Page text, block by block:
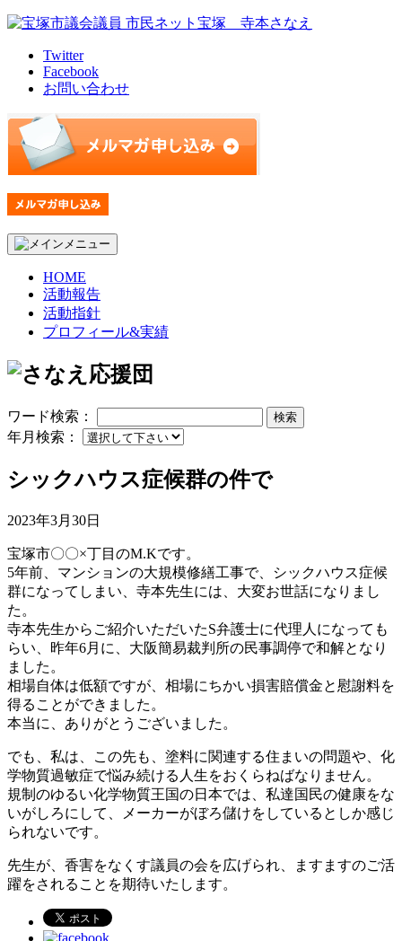
Skip
contentTwitter
Facebook
お問い合わせ
HOME
活動報告
活動指針
プロフィール&実績
ワード検索： 検索
年月検索：
シックハウス症候群の件で
2023年3月30日
宝塚市〇〇×丁目のM.Kです。
5年前、マンションの大規模修繕工事で、シックハウス症候
群になってしまい、寺本先生には、大変お世話になりまし
た。
寺本先生からご紹介いただいたS弁護士に代理人になっても
らい、昨年6月に、大阪簡易裁判所の民事調停で和解となり
ました。
相場自体は低額ですが、相場にちかい損害賠償金と慰謝料を
得ることができました。
本当に、ありがとうございました。
でも、私は、この先も、塗料に関連する住まいの問題や、化
学物質過敏症で悩み続ける人生をおくらねばなりません。
規制のゆるい化学物質王国の日本では、私達国民の健康をな
いがしろにして、メーカーがぼろ儲けをしているとしか感じ
られないです。
先生が、香害をなくす議員の会を広げられ、ますますのご活
躍をされることを期待いたします。